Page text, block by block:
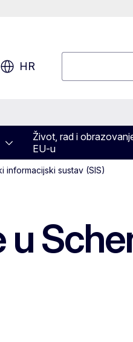
HR
Život, rad i
EU-u
informacijski sustav (SIS)